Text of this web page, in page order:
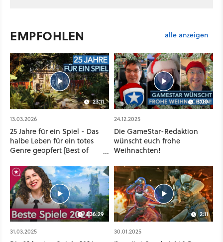
EMPFOHLEN alle anzeigen
23:11
13.03.2026
25 Jahre für ein Spiel - Das
halbe Leben für ein totes
Genre geopfert [Best of
3:00
24.12.2025
Die GameStar-Redaktion
wünscht euch frohe
Weihnachten!
1:36:29
31.03.2025
2:11
30.01.2025